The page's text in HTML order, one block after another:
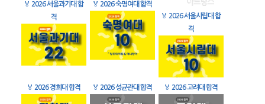
🏅 2026 서울과기대 합
격
🏅 2026 숙명여대 합격
🏅 2026 서울시립대 합
격
🏅 2026 경희대 합격 🏅 2026 성균관대 합격 🏅 2026 고려대 합격